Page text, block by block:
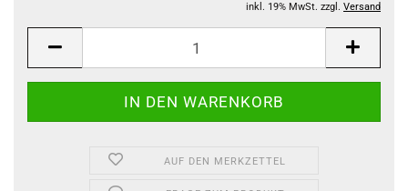
inkl. 19% MwSt. zzgl. Versand
AUF DEN MERKZETTEL